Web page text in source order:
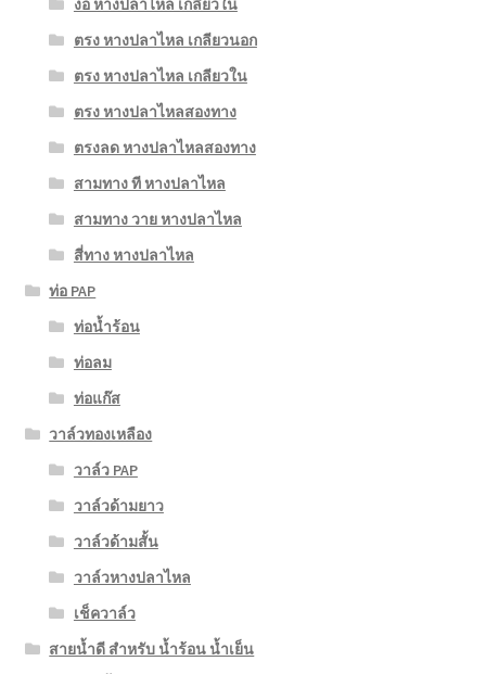
งอ หางปลาไหล เกลียวใน
ตรง หางปลาไหล เกลียวนอก
ตรง หางปลาไหล เกลียวใน
ตรง หางปลาไหลสองทาง
ตรงลด หางปลาไหลสองทาง
สามทาง ที หางปลาไหล
สามทาง วาย หางปลาไหล
สี่ทาง หางปลาไหล
ท่อ PAP
ท่อน้ำร้อน
ท่อลม
ท่อแก๊ส
วาล์วทองเหลือง
วาล์ว PAP
วาล์วด้ามยาว
วาล์วด้ามสั้น
วาล์วหางปลาไหล
เช็ควาล์ว
สายน้ำดี สำหรับ น้ำร้อน น้ำเย็น